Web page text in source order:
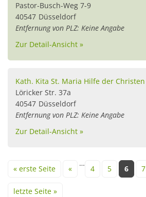
Pastor-Busch-Weg 7-9
40547 Düsseldorf
Entfernung von PLZ: Keine Angabe
Zur Detail-Ansicht »
Kath. Kita St. Maria Hilfe der Christen
Löricker Str. 37a
40547 Düsseldorf
Entfernung von PLZ: Keine Angabe
Zur Detail-Ansicht »
« erste Seite «
…
4 5 6 7
letzte Seite »